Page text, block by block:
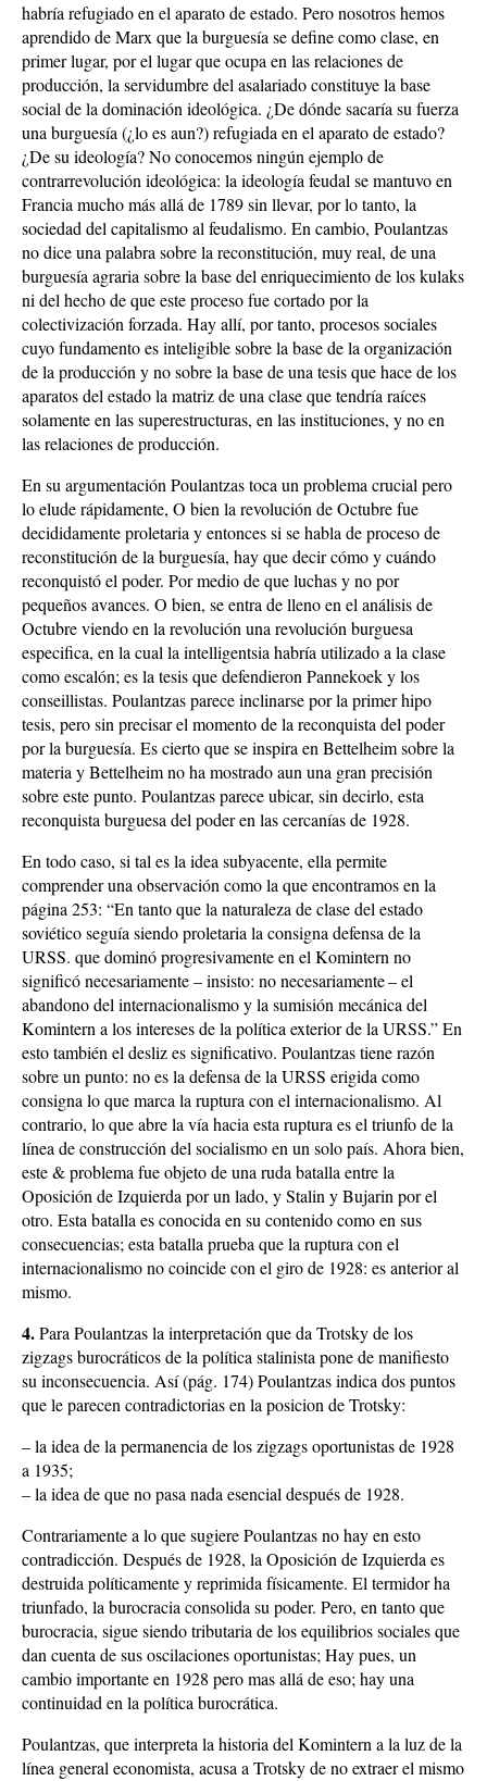
habría refugiado en el aparato de estado. Pero nosotros hemos
aprendido de Marx que la burguesía se define como clase, en
primer lugar, por el lugar que ocupa en las relaciones de
producción, la servidumbre del asalariado constituye la base
social de la dominación ideológica. ¿De dónde sacaría su fuerza
una burguesía (¿lo es aun?) refugiada en el aparato de estado?
¿De su ideología? No conocemos ningún ejemplo de
contrarrevolución ideológica: la ideología feudal se mantuvo en
Francia mucho más allá de 1789 sin llevar, por lo tanto, la
sociedad del capitalismo al feudalismo. En cambio, Poulantzas
no dice una palabra sobre la reconstitución, muy real, de una
burguesía agraria sobre la base del enriquecimiento de los kulaks
ni del hecho de que este proceso fue cortado por la
colectivización forzada. Hay allí, por tanto, procesos sociales
cuyo fundamento es inteligible sobre la base de la organización
de la producción y no sobre la base de una tesis que hace de los
aparatos del estado la matriz de una clase que tendría raíces
solamente en las superestructuras, en las instituciones, y no en
las relaciones de producción.
En su argumentación Poulantzas toca un problema crucial pero
lo elude rápidamente, O bien la revolución de Octubre fue
decididamente proletaria y entonces si se habla de proceso de
reconstitución de la burguesía, hay que decir cómo y cuándo
reconquistó el poder. Por medio de que luchas y no por
pequeños avances. O bien, se entra de lleno en el análisis de
Octubre viendo en la revolución una revolución burguesa
especifica, en la cual la intelligentsia habría utilizado a la clase
como escalón; es la tesis que defendieron Pannekoek y los
conseillistas. Poulantzas parece inclinarse por la primer hipo
tesis, pero sin precisar el momento de la reconquista del poder
por la burguesía. Es cierto que se inspira en Bettelheim sobre la
materia y Bettelheim no ha mostrado aun una gran precisión
sobre este punto. Poulantzas parece ubicar, sin decirlo, esta
reconquista burguesa del poder en las cercanías de 1928.
En todo caso, si tal es la idea subyacente, ella permite
comprender una observación como la que encontramos en la
página 253: “En tanto que la naturaleza de clase del estado
soviético seguía siendo proletaria la consigna defensa de la
URSS. que dominó progresivamente en el Komintern no
significó necesariamente – insisto: no necesariamente – el
abandono del internacionalismo y la sumisión mecánica del
Komintern a los intereses de la política exterior de la URSS.” En
esto también el desliz es significativo. Poulantzas tiene razón
sobre un punto: no es la defensa de la URSS erigida como
consigna lo que marca la ruptura con el internacionalismo. Al
contrario, lo que abre la vía hacia esta ruptura es el triunfo de la
línea de construcción del socialismo en un solo país. Ahora bien,
este & problema fue objeto de una ruda batalla entre la
Oposición de Izquierda por un lado, y Stalin y Bujarin por el
otro. Esta batalla es conocida en su contenido como en sus
consecuencias; esta batalla prueba que la ruptura con el
internacionalismo no coincide con el giro de 1928: es anterior al
mismo.
4.Para Poulantzas la interpretación que da Trotsky de los
zigzags burocráticos de la política stalinista pone de manifiesto
su inconsecuencia. Así (pág. 174) Poulantzas indica dos puntos
que le parecen contradictorias en la posicion de Trotsky:
– la idea de la permanencia de los zigzags oportunistas de 1928
a 1935;
– la idea de que no pasa nada esencial después de 1928.
Contrariamente a lo que sugiere Poulantzas no hay en esto
contradicción. Después de 1928, la Oposición de Izquierda es
destruida políticamente y reprimida físicamente. El termidor ha
triunfado, la burocracia consolida su poder. Pero, en tanto que
burocracia, sigue siendo tributaria de los equilibrios sociales que
dan cuenta de sus oscilaciones oportunistas; Hay pues, un
cambio importante en 1928 pero mas allá de eso; hay una
continuidad en la política burocrática.
Poulantzas, que interpreta la historia del Komintern a la luz de la
línea general economista, acusa a Trotsky de no extraer el mismo